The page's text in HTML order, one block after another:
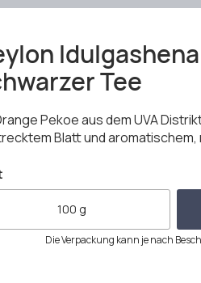
Tee
Pekoe aus dem UVA
Blatt und aromatischem,
auswählen
100 g
Die Verpackung kann je nach